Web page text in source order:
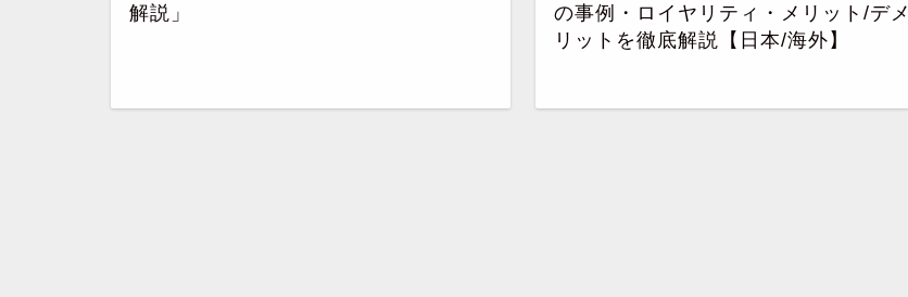
解説」
の事例・ロイヤリティ・メリット/デメ
リットを徹底解説【日本/海外】